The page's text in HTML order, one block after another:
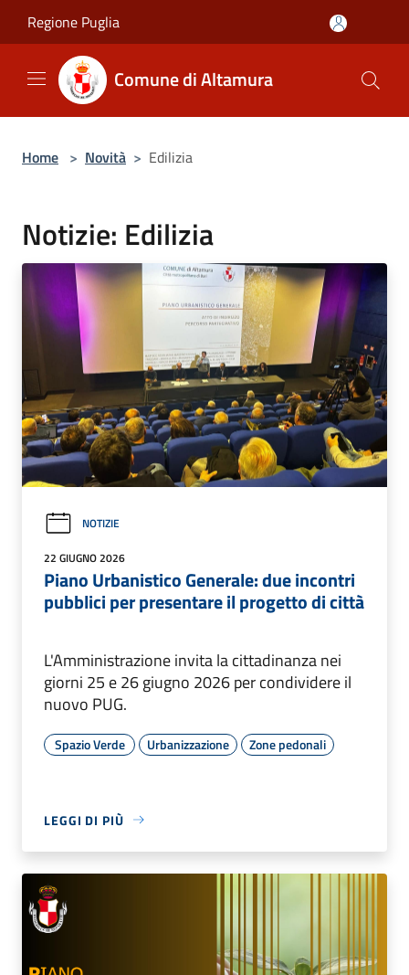
Regione Puglia
Comune di Altamura
Home > Novità > Edilizia
Notizie: Edilizia
NOTIZIE
22 GIUGNO 2026
Piano Urbanistico Generale: due incontri
pubblici per presentare il progetto di città
L'Amministrazione invita la cittadinanza nei
giorni 25 e 26 giugno 2026 per condividere il
nuovo PUG.
Spazio Verde Urbanizzazione Zone pedonali
LEGGI DI PIÙ